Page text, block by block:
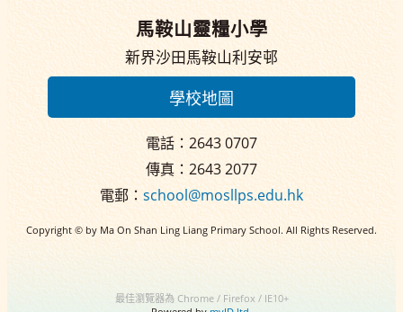
馬鞍山靈糧小學
新界沙田馬鞍山利安邨
學校地圖
電話：2643 0707
傳真：2643 2077
電郵：school@mosllps.edu.hk
Copyright © by Ma On Shan Ling Liang Primary School. All Rights Reserved.
最佳瀏覽器為 Chrome / Firefox / IE10+